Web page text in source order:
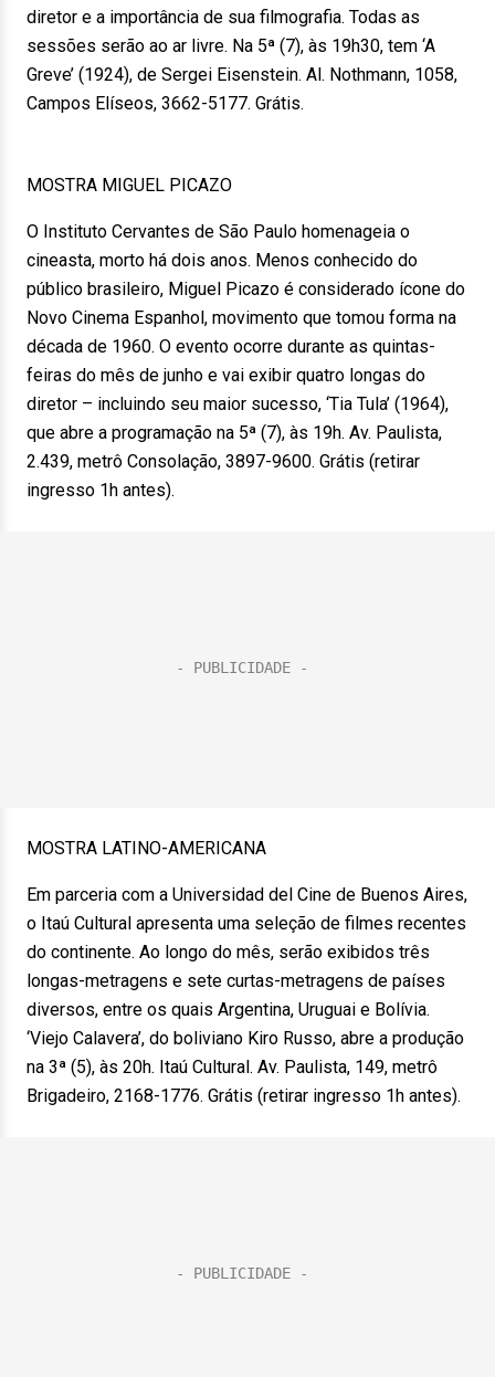
diretor e a importância de sua filmografia. Todas as
sessões serão ao ar livre. Na 5ª (7), às 19h30, tem ‘A
Greve’ (1924), de Sergei Eisenstein. Al. Nothmann, 1058,
Campos Elíseos, 3662-5177. Grátis.
MOSTRA MIGUEL PICAZO
O Instituto Cervantes de São Paulo homenageia o
cineasta, morto há dois anos. Menos conhecido do
público brasileiro, Miguel Picazo é considerado ícone do
Novo Cinema Espanhol, movimento que tomou forma na
década de 1960. O evento ocorre durante as quintas-
feiras do mês de junho e vai exibir quatro longas do
diretor – incluindo seu maior sucesso, ‘Tia Tula’ (1964),
que abre a programação na 5ª (7), às 19h. Av. Paulista,
2.439, metrô Consolação, 3897-9600. Grátis (retirar
ingresso 1h antes).
MOSTRA LATINO-AMERICANA
Em parceria com a Universidad del Cine de Buenos Aires,
o Itaú Cultural apresenta uma seleção de filmes recentes
do continente. Ao longo do mês, serão exibidos três
longas-metragens e sete curtas-metragens de países
diversos, entre os quais Argentina, Uruguai e Bolívia.
‘Viejo Calavera’, do boliviano Kiro Russo, abre a produção
na 3ª (5), às 20h. Itaú Cultural. Av. Paulista, 149, metrô
Brigadeiro, 2168-1776. Grátis (retirar ingresso 1h antes).